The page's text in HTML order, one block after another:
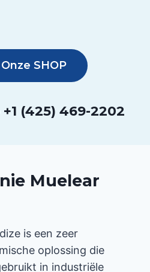
SHOP
(425) 469-2202
Muelear
is een zeer
oplossing die
in industriële